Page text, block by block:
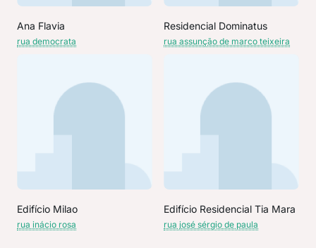
Ana Flavia
rua democrata
Residencial Dominatus
rua assunção de marco teixeira
Edifício Milao
rua inácio rosa
Edifício Residencial Tia Mara
rua josé sérgio de paula